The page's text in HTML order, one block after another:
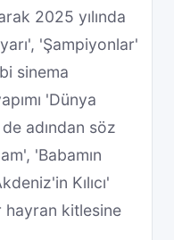
2025 yılında
'Şampiyonlar'
sinema
'Dünya
de adından söz
'Babamın
Kılıcı'
kitlesine